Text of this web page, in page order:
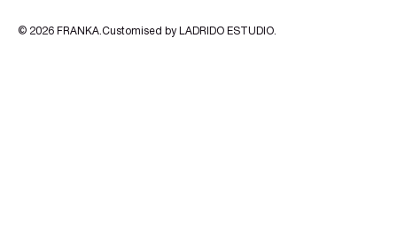
© 2026 FRANKA .Customised by LADRIDO ESTUDIO